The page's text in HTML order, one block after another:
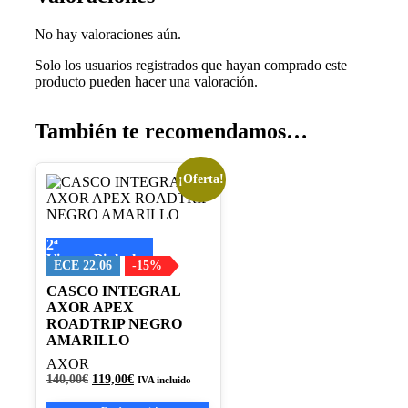
No hay valoraciones aún.
Solo los usuarios registrados que hayan comprado este
producto pueden hacer una valoración.
También te recomendamos…
¡Oferta!
2ª
Visera+Pinlock
ECE 22.06 -15%
CASCO INTEGRAL
AXOR APEX
ROADTRIP NEGRO
AMARILLO
AXOR
140,00€ El
119,00€ElIVA incluido
Este
producto
tiene
variantes.
Las
opciones
se
pueden
elegir
en
la
página